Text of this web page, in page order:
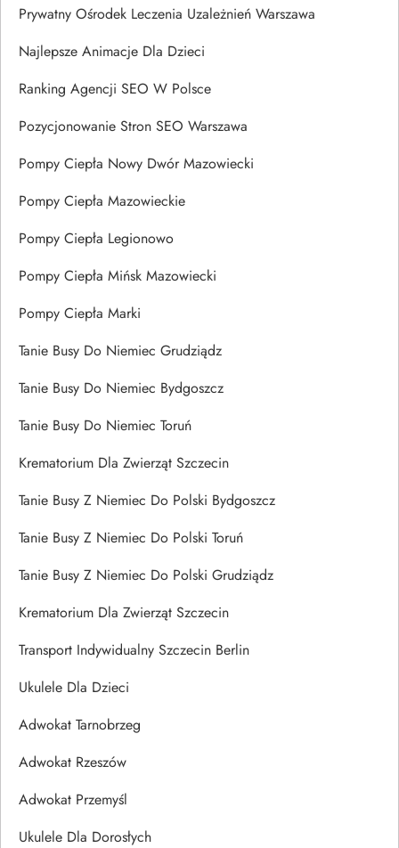
Prywatny Ośrodek Leczenia Uzależnień Warszawa
Najlepsze Animacje Dla Dzieci
Ranking Agencji SEO W Polsce
Pozycjonowanie Stron SEO Warszawa
Pompy Ciepła Nowy Dwór Mazowiecki
Pompy Ciepła Mazowieckie
Pompy Ciepła Legionowo
Pompy Ciepła Mińsk Mazowiecki
Pompy Ciepła Marki
Tanie Busy Do Niemiec Grudziądz
Tanie Busy Do Niemiec Bydgoszcz
Tanie Busy Do Niemiec Toruń
Krematorium Dla Zwierząt Szczecin
Tanie Busy Z Niemiec Do Polski Bydgoszcz
Tanie Busy Z Niemiec Do Polski Toruń
Tanie Busy Z Niemiec Do Polski Grudziądz
Krematorium Dla Zwierząt Szczecin
Transport Indywidualny Szczecin Berlin
Ukulele Dla Dzieci
Adwokat Tarnobrzeg
Adwokat Rzeszów
Adwokat Przemyśl
Ukulele Dla Dorosłych